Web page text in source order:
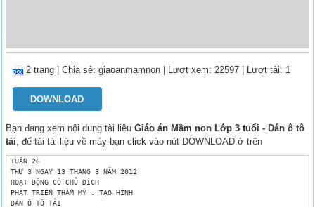
2 trang |Chia sẻ:giaoanmamnon | Lượt xem: 22597 | Lượt tải: 1
DOWNLOAD
Bạn đang xem nội dung tài liệuGiáo án Mầm non Lớp 3 tuổi - Dán ô tô
tải, để tải tài liệu về máy bạn click vào nút DOWNLOAD ở trên
TUẦN 26
THỨ 3 NGÀY 13 THÁNG 3 NĂM 2012
HOẠT ĐỘNG CÓ CHỦ ĐÍCH
PHÁT TRIỂN THẨM MỸ : TẠO HÌNH
DÁN Ô TÔ TẢI